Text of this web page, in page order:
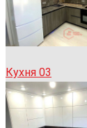
Кухня 03